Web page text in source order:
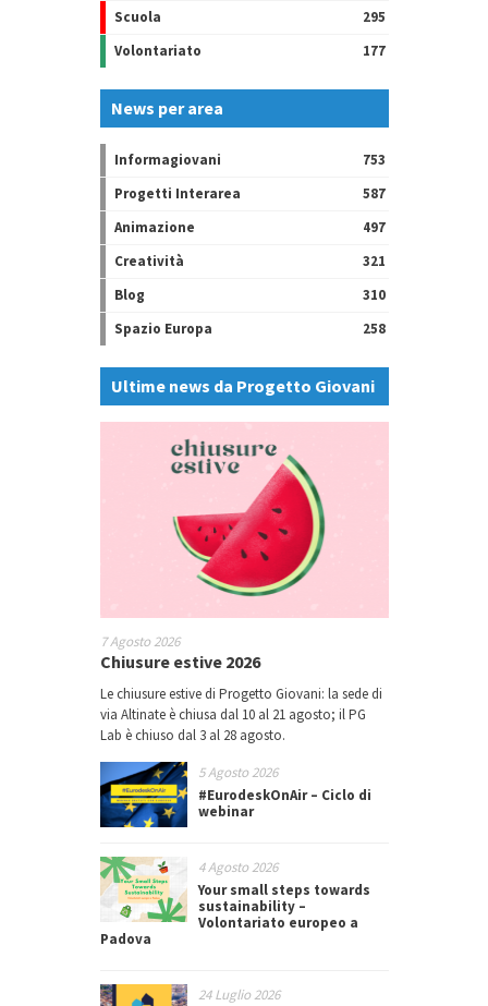
Scuola
295
Volontariato
177
News per area
Informagiovani
753
Progetti Interarea
587
Animazione
497
Creatività
321
Blog
310
Spazio Europa
258
Ultime news da Progetto Giovani
7 Agosto 2026
Chiusure estive 2026
Le chiusure estive di Progetto Giovani: la sede di
via Altinate è chiusa dal 10 al 21 agosto; il PG
Lab è chiuso dal 3 al 28 agosto.
5 Agosto 2026
#EurodeskOnAir – Ciclo di
webinar
4 Agosto 2026
Your small steps towards
sustainability –
Volontariato europeo a
Padova
24 Luglio 2026